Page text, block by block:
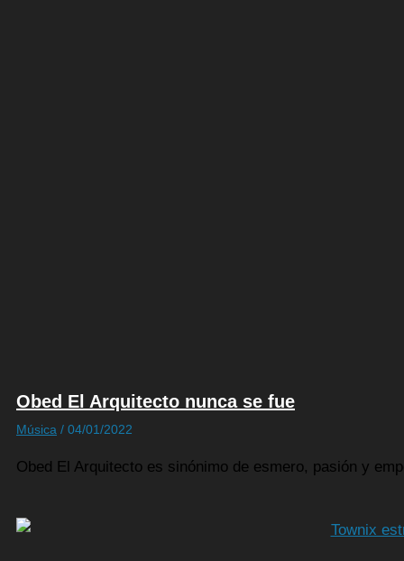
Obed El Arquitecto nunca se fue
Música / 04/01/2022
Obed El Arquitecto es sinónimo de esmero, pasión y